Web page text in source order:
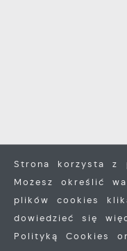
Strona korzysta z
Możesz określić
plików cookies
dowiedzieć się
Polityką Cookies